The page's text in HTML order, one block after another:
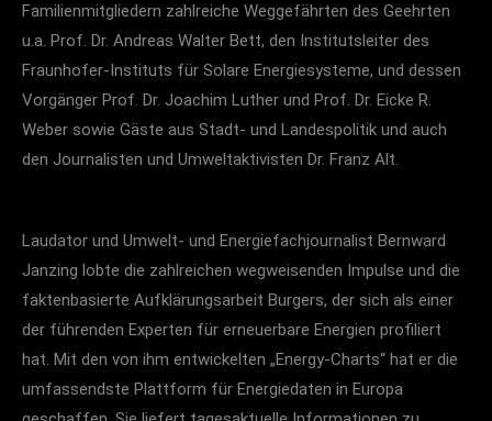
Familienmitgliedern zahlreiche Weggefährten des Geehrten
u.a. Prof. Dr. Andreas Walter Bett, den Institutsleiter des
Fraunhofer-Instituts für Solare Energiesysteme, und dessen
Vorgänger Prof. Dr. Joachim Luther und Prof. Dr. Eicke R.
Weber sowie Gäste aus Stadt- und Landespolitik und auch
den Journalisten und Umweltaktivisten Dr. Franz Alt.
Laudator und Umwelt- und Energiefachjournalist Bernward
Janzing lobte die zahlreichen wegweisenden Impulse und die
faktenbasierte Aufklärungsarbeit Burgers, der sich als einer
der führenden Experten für erneuerbare Energien profiliert
hat. Mit den von ihm entwickelten „Energy-Charts“ hat er die
umfassendste Plattform für Energiedaten in Europa